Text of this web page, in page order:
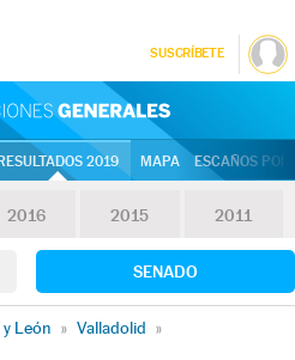
SUSCRÍBETE
RESULTADOS 2019 MAPA ESCAÑOS
2016 2015 2011
SENADO
León » Valladolid »